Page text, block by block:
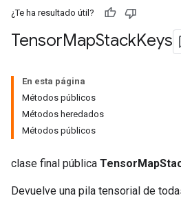
¿Te ha resultado útil?
TensorMapStackKeys
En esta página
Métodos públicos
Métodos heredados
Métodos públicos
clase final pública
Devuelve una pila tensorial de